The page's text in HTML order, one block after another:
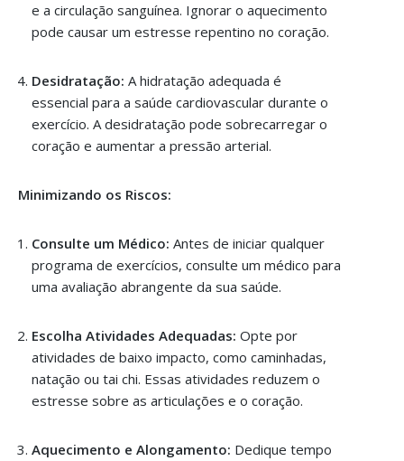
e a circulação sanguínea. Ignorar o aquecimento
pode causar um estresse repentino no coração.
Desidratação: A hidratação adequada é
essencial para a saúde cardiovascular durante o
exercício. A desidratação pode sobrecarregar o
coração e aumentar a pressão arterial.
Minimizando os Riscos:
Consulte um Médico: Antes de iniciar qualquer
programa de exercícios, consulte um médico para
uma avaliação abrangente da sua saúde.
Escolha Atividades Adequadas: Opte por
atividades de baixo impacto, como caminhadas,
natação ou tai chi. Essas atividades reduzem o
estresse sobre as articulações e o coração.
Aquecimento e Alongamento: Dedique tempo